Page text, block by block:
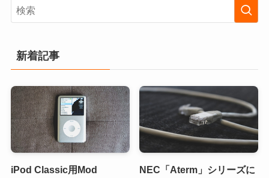
新着記事
iPod Classic用Mod
NEC「Aterm」シリーズに